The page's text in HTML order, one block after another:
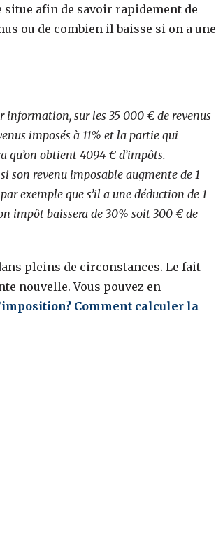
afin de savoir rapidement de
ou de combien il baisse si on a une
sur les 35 000 € de revenus
imposés à 11% et la partie qui
qu’on obtient 4094 € d’impôts.
son revenu imposable augmente de 1
exemple que s’il a une déduction de 1
impôt baissera de 30% soit 300 € de
pleins de circonstances. Le fait
nouvelle. Vous pouvez en
Comment calculer la